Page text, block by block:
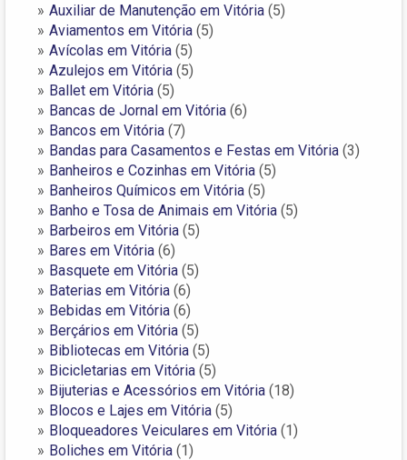
Auxiliar de Manutenção em Vitória (5)
Aviamentos em Vitória (5)
Avícolas em Vitória (5)
Azulejos em Vitória (5)
Ballet em Vitória (5)
Bancas de Jornal em Vitória (6)
Bancos em Vitória (7)
Bandas para Casamentos e Festas em Vitória (3)
Banheiros e Cozinhas em Vitória (5)
Banheiros Químicos em Vitória (5)
Banho e Tosa de Animais em Vitória (5)
Barbeiros em Vitória (5)
Bares em Vitória (6)
Basquete em Vitória (5)
Baterias em Vitória (6)
Bebidas em Vitória (6)
Berçários em Vitória (5)
Bibliotecas em Vitória (5)
Bicicletarias em Vitória (5)
Bijuterias e Acessórios em Vitória (18)
Blocos e Lajes em Vitória (5)
Bloqueadores Veiculares em Vitória (1)
Boliches em Vitória (1)